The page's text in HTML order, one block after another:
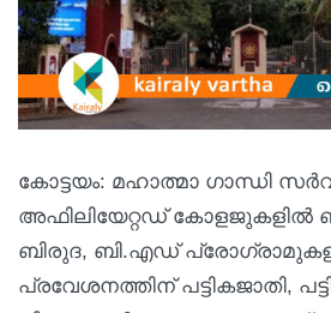
കോട്ടയം: മഹാത്മാ ഗാന്ധി
അഫിലിയേറ്റഡ് കോളജുകളില്‍
ബിരുദ, ബി.എഡ്
പ്രവേശനത്തിന് പട്ടികജാതി,